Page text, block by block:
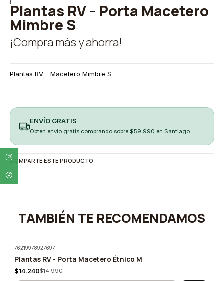
Plantas RV - Porta Macetero
Mimbre S
¡Compra más y ahorra!
Plantas RV - Macetero Mimbre S
ENVÍO GRATIS
Obten envio gratis comprando sobre $59.990 en Santiago
COMPARTE ESTE PRODUCTO
TAMBIÉN TE RECOMENDAMOS
-5%
76219978927697
Plantas RV - Porta Macetero Étnico M
$14.240$14.990